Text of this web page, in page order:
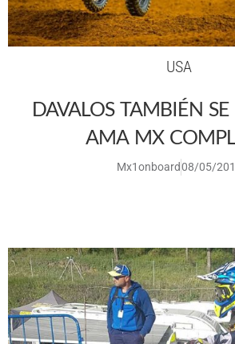
USA
DAVALOS TAMBIÉN SE
AMA MX
Mx1onboard08/05/